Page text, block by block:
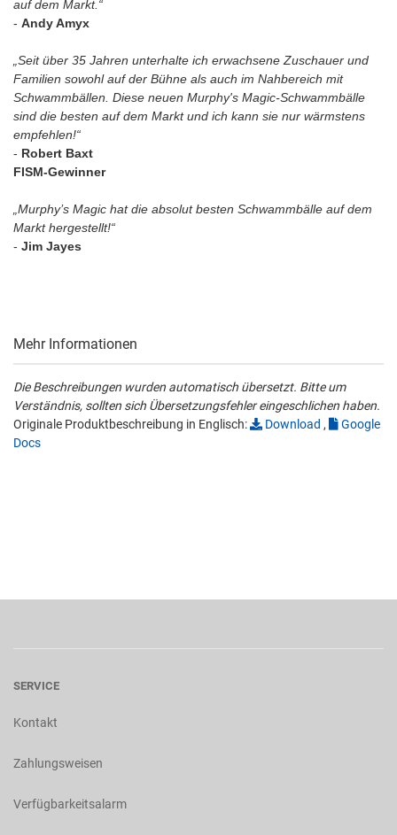
auf dem Markt.“
- Andy Amyx
„Seit über 35 Jahren unterhalte ich erwachsene Zuschauer und
Familien sowohl auf der Bühne als auch im Nahbereich mit
Schwammbällen. Diese neuen Murphy's Magic-Schwammbälle
sind die besten auf dem Markt und ich kann sie nur wärmstens
empfehlen!“
- Robert Baxt
FISM-Gewinner
„Murphy’s Magic hat die absolut besten Schwammbälle auf dem
Markt hergestellt!“
- Jim Jayes
Mehr Informationen
Die Beschreibungen wurden automatisch übersetzt. Bitte um
Verständnis, sollten sich Übersetzungsfehler eingeschlichen haben.
Originale Produktbeschreibung in Englisch:
Download ,
Google
Docs
SERVICE
Kontakt
Zahlungsweisen
Verfügbarkeitsalarm